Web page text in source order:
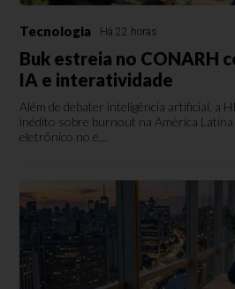
Tecnologia Há 22 horas
Buk estreia no CONARH
IA e interatividade
Além de debater inteligência artificial, a
inédito sobre burnout na América
eletrônico no e...